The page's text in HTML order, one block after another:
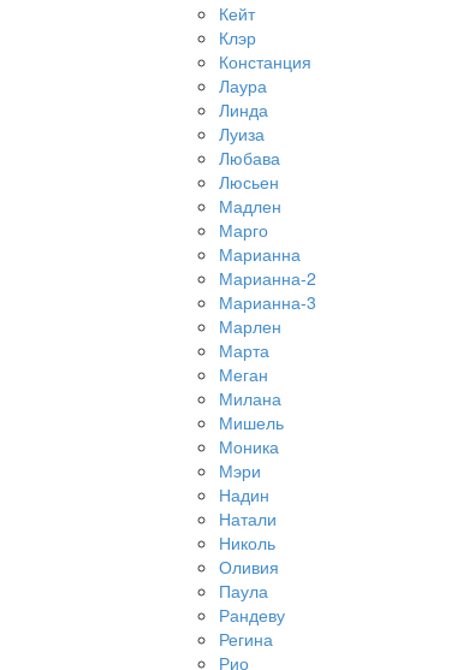
Кейт
Клэр
Констанция
Лаура
Линда
Луиза
Любава
Люсьен
Мадлен
Марго
Марианна
Марианна-2
Марианна-3
Марлен
Марта
Меган
Милана
Мишель
Моника
Мэри
Надин
Натали
Николь
Оливия
Паула
Рандеву
Регина
Рио